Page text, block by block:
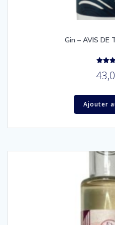
Gin – AVIS DE
sur
Ajouter